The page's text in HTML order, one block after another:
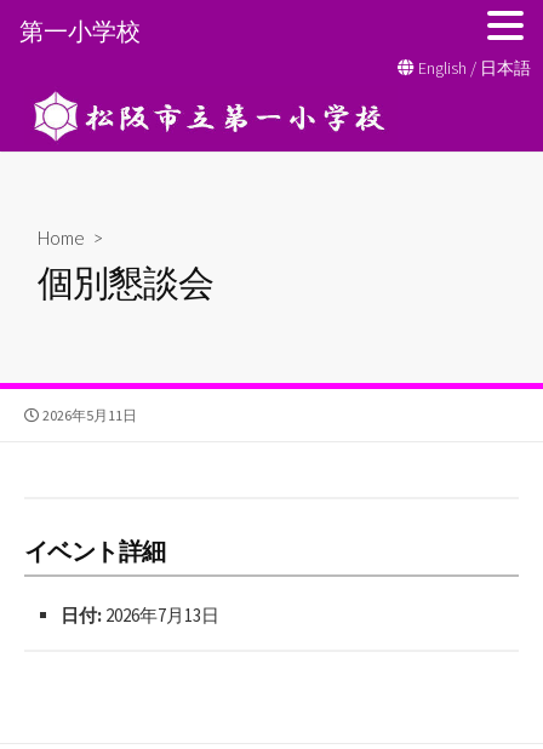
ン
English / 日本語
Home >
個別懇談会
公
2026年5月11日
イベント詳細
日付: 2026年7月13日
第一小学校